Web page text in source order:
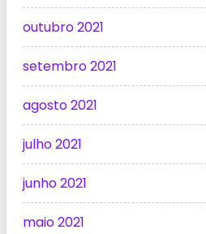
outubro 2021
setembro 2021
agosto 2021
julho 2021
junho 2021
maio 2021